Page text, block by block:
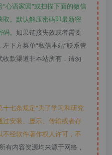
心语家园“或扫描下面的微信
。默认解压密码即最新密
。 如果链接失效或者需要
下方菜单“私信本站”联系管
款渠道非本站所有，请勿
七条规定“为了学习和研究
安装、显示、传输或者存
经软件著作权人许可，不
有内容资源均来源于网络，